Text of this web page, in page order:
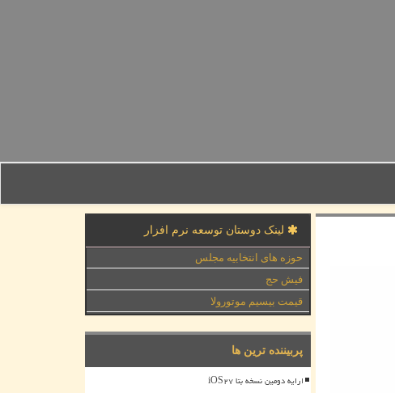
لینک دوستان توسعه نرم افزار
حوزه های انتخابیه مجلس
فیش حج
قیمت بیسیم موتورولا
پربیننده ترین ها
ارایه دومین نسخه بتا iOS۲۷